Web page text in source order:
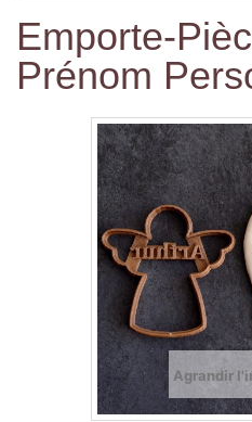
Emporte-
Prénom
Agrandir